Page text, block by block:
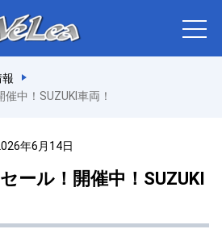
中！SUZUKI車両！
年6月14日
ール！開催中！SUZUKI